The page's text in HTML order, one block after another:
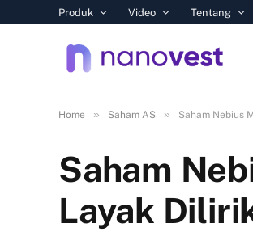
Produk Video Tentang
Home » Saham AS » Saham Nebius
Saham
Layak